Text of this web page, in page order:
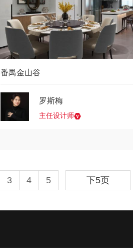
番禺金山谷
罗斯梅
主任设计师
3 4 5 下5页